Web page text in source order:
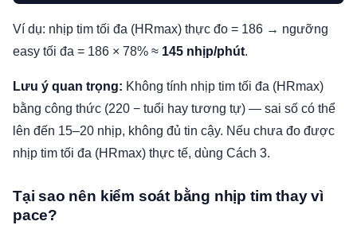
Ví dụ: nhịp tim tối đa (HRmax) thực đo = 186 → ngưỡng
easy tối đa = 186 × 78% ≈ 145 nhịp/phút.
Lưu ý quan trọng: Không tính nhịp tim tối đa (HRmax)
bằng công thức (220 − tuổi hay tương tự) — sai số có thể
lên đến 15–20 nhịp, không đủ tin cậy. Nếu chưa đo được
nhịp tim tối đa (HRmax) thực tế, dùng Cách 3.
Tại sao nên kiểm soát bằng nhịp tim thay vì
pace?